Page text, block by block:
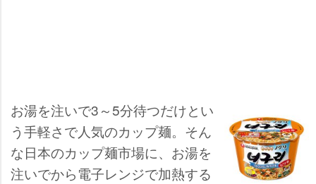
お湯を注いで3～5分待つだけとい
う手軽さで人気のカップ麺。そん
な日本のカップ麺市場に、お湯を
注いでから電子レンジで加熱する